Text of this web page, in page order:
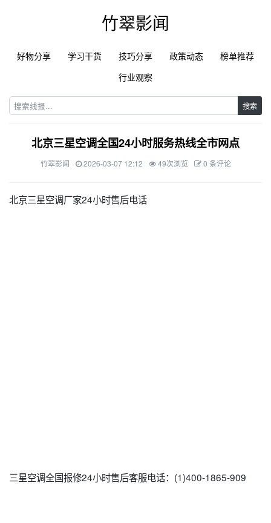
竹翠影闻
好物分享 学习干货 技巧分享 政策动态
榜单推荐
行业观察
搜索
北京三星空调全国24小时服务热线全市网点
竹翠影闻 2026-03-07 12:12 49次浏览 0 条评论
北京三星空调厂家24小时售后电话
三星空调全国报修24小时售后客服电话：(1)400-1865-909